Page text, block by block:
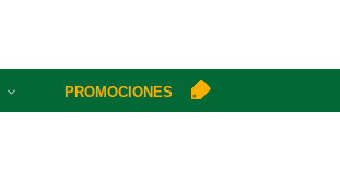
PROMOCIONES